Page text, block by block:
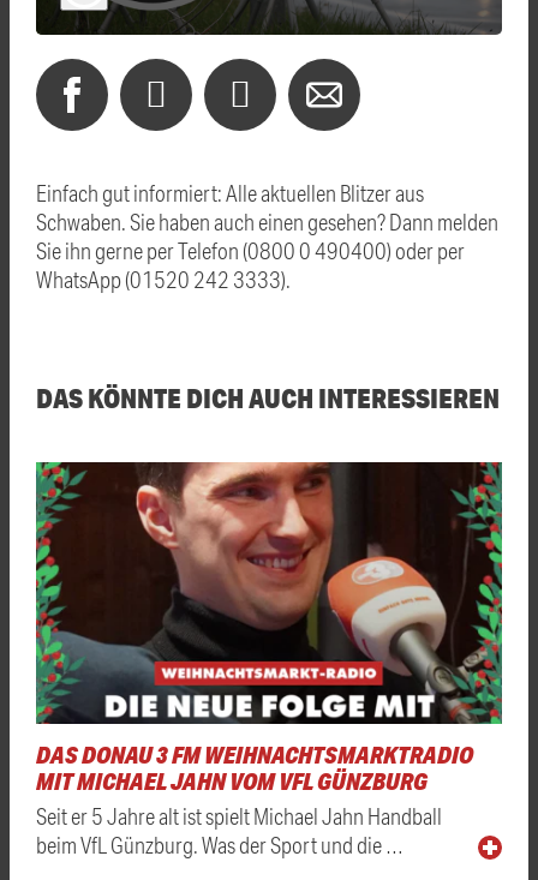
Einfach gut informiert: Alle aktuellen Blitzer aus
Schwaben. Sie haben auch einen gesehen? Dann melden
Sie ihn gerne per Telefon (0800 0 490400) oder per
WhatsApp (01520 242 3333).
DAS KÖNNTE DICH AUCH INTERESSIEREN
DAS DONAU 3 FM WEIHNACHTSMARKTRADIO
MIT MICHAEL JAHN VOM VFL GÜNZBURG
Seit er 5 Jahre alt ist spielt Michael Jahn Handball
beim VfL Günzburg. Was der Sport und die …